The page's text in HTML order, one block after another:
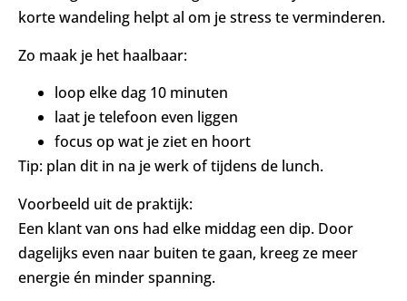
korte wandeling helpt al om je stress te verminderen.
Zo maak je het haalbaar:
loop elke dag 10 minuten
laat je telefoon even liggen
focus op wat je ziet en hoort
Tip: plan dit in na je werk of tijdens de lunch.
Voorbeeld uit de praktijk:
Een klant van ons had elke middag een dip. Door
dagelijks even naar buiten te gaan, kreeg ze meer
energie én minder spanning.